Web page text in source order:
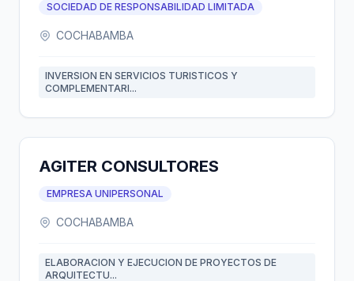
SOCIEDAD DE RESPONSABILIDAD LIMITADA
COCHABAMBA
INVERSION EN SERVICIOS TURISTICOS Y
COMPLEMENTARI...
AGITER CONSULTORES
EMPRESA UNIPERSONAL
COCHABAMBA
ELABORACION Y EJECUCION DE PROYECTOS DE
ARQUITECTU...